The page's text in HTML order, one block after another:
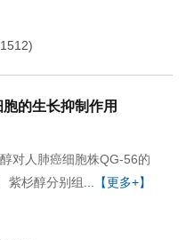
1512)
的生长抑制作用
对人肺癌细胞株QG-56的
紫杉醇分别组
...【更多+】